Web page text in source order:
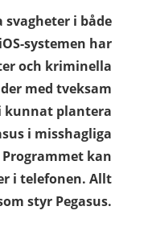
i både
systemen har
och kriminella
med tveksam
plantera
i misshagliga
kan
i telefonen. Allt
styr Pegasus.